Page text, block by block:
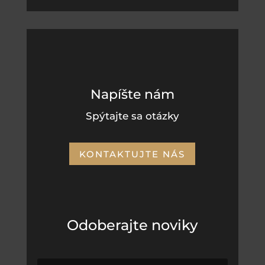
Napíšte nám
Spýtajte sa otázky
KONTAKTUJTE NÁS
Odoberajte noviky